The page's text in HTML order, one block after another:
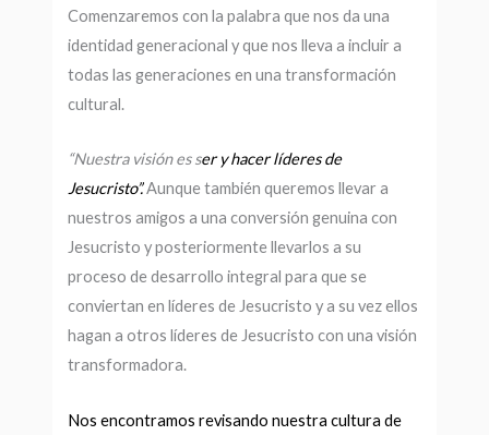
Comenzaremos con la palabra que nos da una
identidad generacional y que nos lleva a incluir a
todas las generaciones en una transformación
cultural.
“Nuestra visión es ser y hacer líderes de
Jesucristo”.Aunque también queremos llevar a
nuestros amigos a una conversión genuina con
Jesucristo y posteriormente llevarlos a su
proceso de desarrollo integral para que se
conviertan en líderes de Jesucristo y a su vez ellos
hagan a otros líderes de Jesucristo con una visión
transformadora.
Nos encontramos revisando nuestra cultura de